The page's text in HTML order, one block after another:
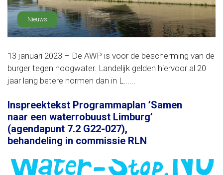
Nieuws
13 januari 2023 – De AWP is voor de bescherming van de
burger tegen hoogwater. Landelijk gelden hiervoor al 20
jaar lang betere normen dan in L......
Inspreektekst Programmaplan ’Samen
naar een waterrobuust Limburg’
(agendapunt 7.2 G22-027),
behandeling in commissie RLN